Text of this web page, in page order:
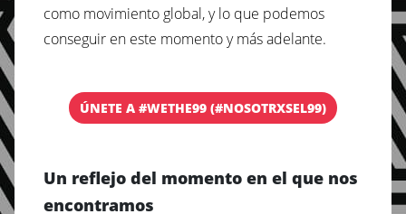
como movimiento global, y lo que podemos
conseguir en este momento y más adelante.
ÚNETE A #WETHE99 (#NOSOTRXSEL99)
Un reflejo del momento en el que nos
encontramos